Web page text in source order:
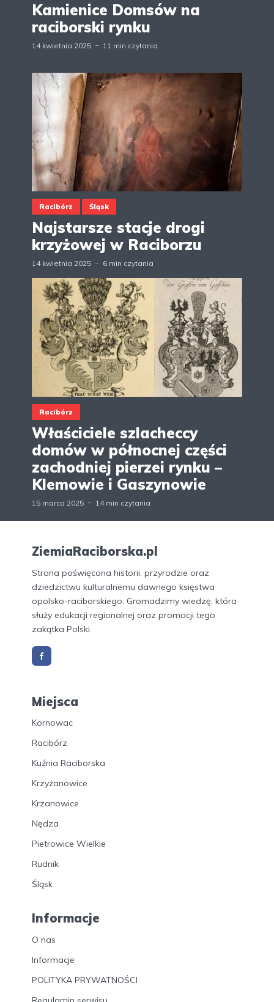
Kamienice Domsów na
raciborski rynku
14 kwietnia 2025 11 min czytania
Racibórz Śląsk
Najstarsze stacje drogi
krzyżowej w Raciborzu
14 kwietnia 2025 6 min czytania
Racibórz
Właściciele szlacheccy
domów w północnej części
zachodniej pierzei rynku –
Klemowie i Gaszynowie
15 marca 2025 14 min czytania
ZiemiaRaciborska.pl
Strona poświęcona historii, przyrodzie oraz
dziedzictwu kulturalnemu dawnego księstwa
opolsko-raciborskiego. Gromadzimy wiedzę, która
służy edukacji regionalnej oraz promocji tego
zakątka Polski.
Miejsca
Kornowac
Racibórz
Kuźnia Raciborska
Krzyżanowice
Krzanowice
Nędza
Pietrowice Wielkie
Rudnik
Śląsk
Informacje
O nas
Informacje
POLITYKA PRYWATNOŚCI